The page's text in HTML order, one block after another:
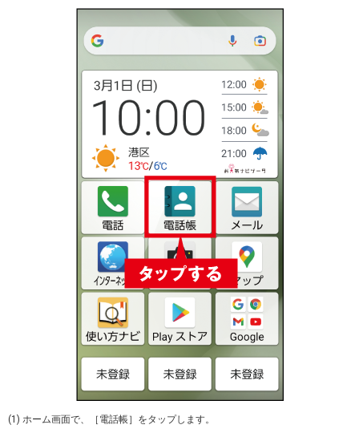
(1) ホーム画面で、［電話帳］をタップします。